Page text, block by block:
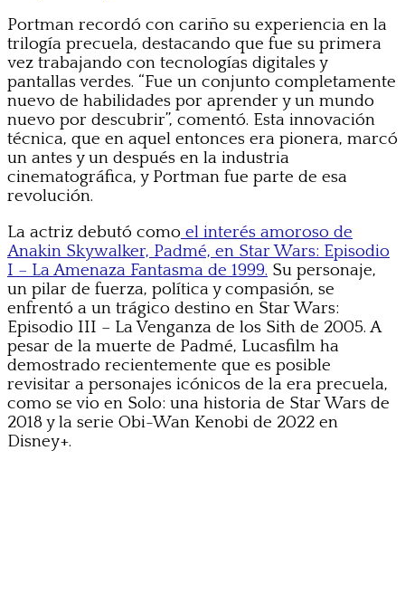
Portman recordó con cariño su experiencia en la
trilogía precuela, destacando que fue su primera
vez trabajando con tecnologías digitales y
pantallas verdes. “Fue un conjunto completamente
nuevo de habilidades por aprender y un mundo
nuevo por descubrir”, comentó. Esta innovación
técnica, que en aquel entonces era pionera, marcó
un antes y un después en la industria
cinematográfica, y Portman fue parte de esa
revolución.
La actriz debutó como el interés amoroso de
Anakin Skywalker, Padmé, en Star Wars: Episodio
I – La Amenaza Fantasma de 1999. Su personaje,
un pilar de fuerza, política y compasión, se
enfrentó a un trágico destino en Star Wars:
Episodio III – La Venganza de los Sith de 2005. A
pesar de la muerte de Padmé, Lucasfilm ha
demostrado recientemente que es posible
revisitar a personajes icónicos de la era precuela,
como se vio en Solo: una historia de Star Wars de
2018 y la serie Obi-Wan Kenobi de 2022 en
Disney+.